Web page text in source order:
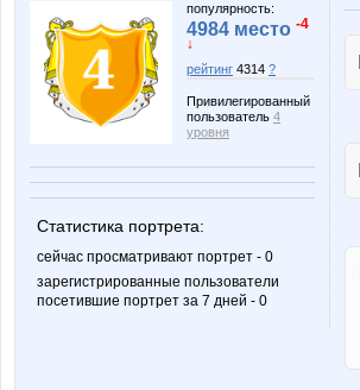
популярность:
4984 место -4
↓
рейтинг 4314 ?
Привилегированный
пользователь 4
уровня
Статистика портрета:
сейчас просматривают портрет - 0
зарегистрированные пользователи
посетившие портрет за 7 дней - 0